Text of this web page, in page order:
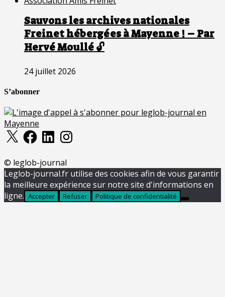
Sauvons les archives nationales
Freinet hébergées à Mayenne ! – Par
Hervé Moullé 🔓
24 juillet 2026
S’abonner
X FacebookLinkedInInstagram
© leglob-journal
Leglob-journal.fr utilise des cookies afin de vous garantir
la meilleure expérience sur notre site d'informations en
ligne. Accepter Refuser Politique de confidentialité